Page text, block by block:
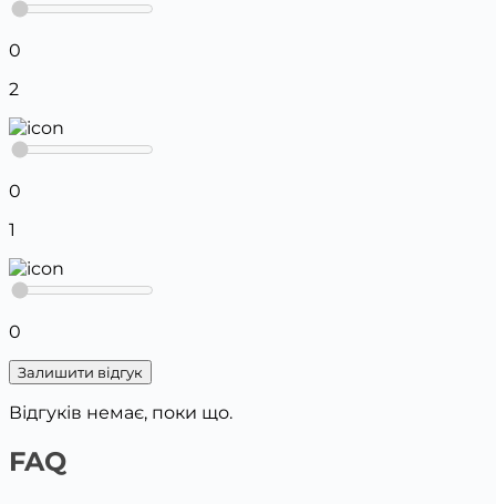
0
2
0
1
0
Залишити відгук
Відгуків немає, поки що.
FAQ